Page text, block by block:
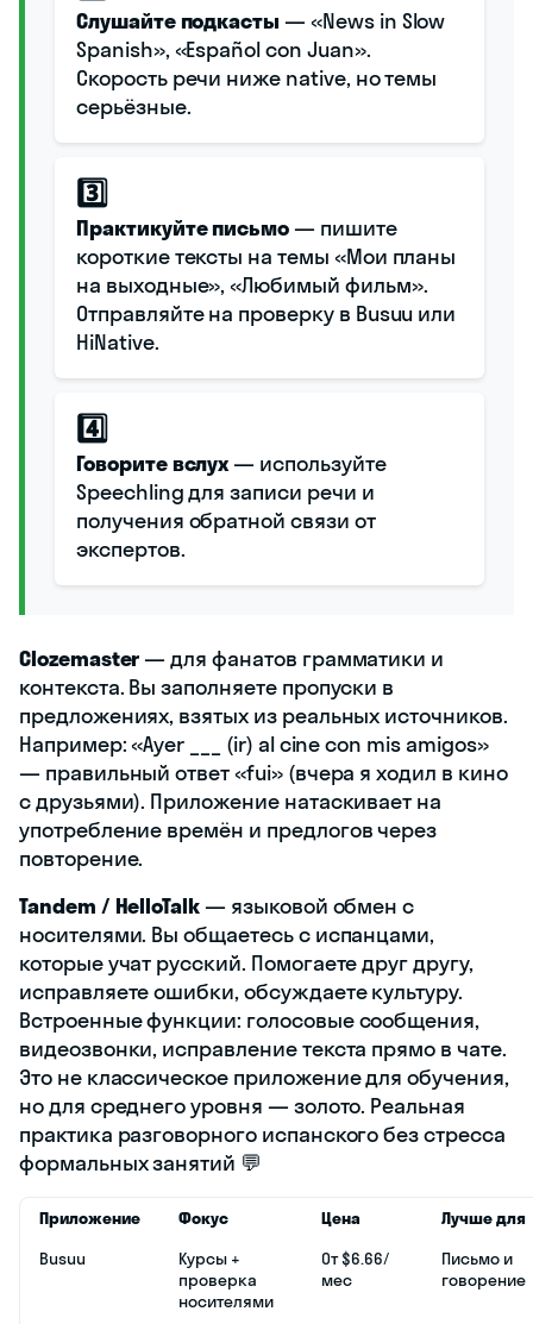
Слушайте подкасты — «News in Slow
Spanish», «Español con Juan».
Скорость речи ниже native, но темы
серьёзные.
3️⃣
Практикуйте письмо— пишите
короткие тексты на темы «Мои планы
на выходные», «Любимый фильм».
Отправляйте на проверку в Busuu или
HiNative.
4️⃣
Говорите вслух— используйте
Speechling для записи речи и
получения обратной связи от
экспертов.
Clozemaster— для фанатов грамматики и
контекста. Вы заполняете пропуски в
предложениях, взятых из реальных источников.
Например: «Ayer ___ (ir) al cine con mis amigos»
— правильный ответ «fui» (вчера я ходил в кино
с друзьями). Приложение натаскивает на
употребление времён и предлогов через
повторение.
Tandem / HelloTalk— языковой обмен с
носителями. Вы общаетесь с испанцами,
которые учат русский. Помогаете друг другу,
исправляете ошибки, обсуждаете культуру.
Встроенные функции: голосовые сообщения,
видеозвонки, исправление текста прямо в чате.
Это не классическое приложение для обучения,
но для среднего уровня — золото. Реальная
практика разговорного испанского без стресса
формальных занятий 💬
Приложение Фокус Цена
Лучше для
Busuu
Курсы +
проверка
носителями
От $6.66/
мес
Письмо и
говорение